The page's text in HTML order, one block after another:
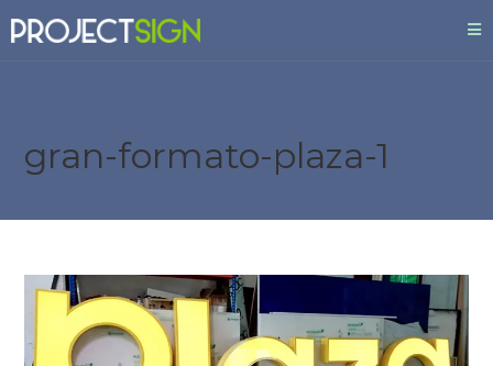
gran-formato-plaza-1